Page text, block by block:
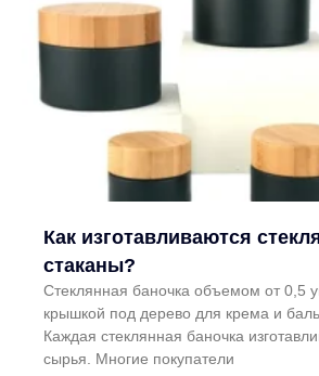
Как изготавливаются
стаканы?
Стеклянная баночка объемом от 0,5
крышкой под дерево для крема и
Каждая стеклянная баночка
сырья. Многие покупатели